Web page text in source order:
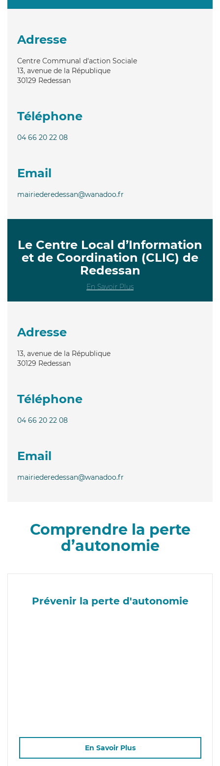
Adresse
Centre Communal d'action Sociale
13, avenue de la République
30129 Redessan
Téléphone
04 66 20 22 08
Email
mairiederedessan@wanadoo.fr
Le Centre Local d’Information
et de Coordination (CLIC) de
Redessan
En Savoir Plus
Adresse
13, avenue de la République
30129 Redessan
Téléphone
04 66 20 22 08
Email
mairiederedessan@wanadoo.fr
Comprendre la perte
d’autonomie
Prévenir la perte d'autonomie
En Savoir Plus